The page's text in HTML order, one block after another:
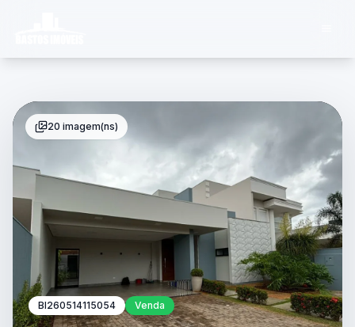
BI260514115054 Venda
20 imagem(ns)